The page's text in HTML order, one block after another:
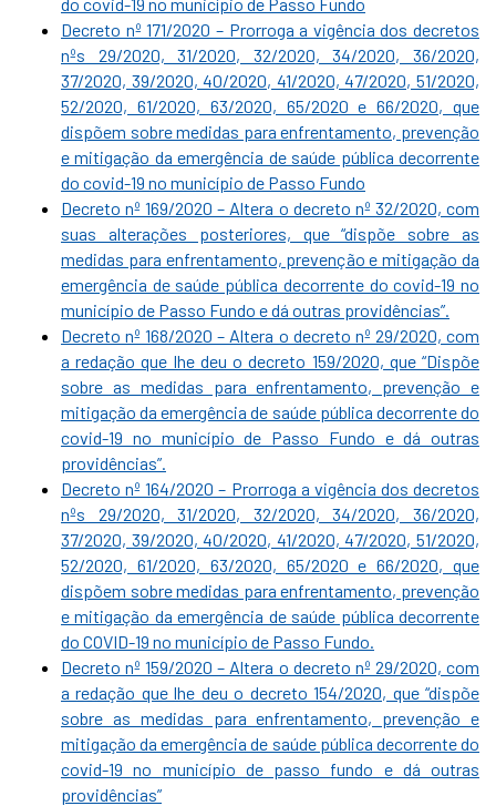
Decreto nº 171/2020 – Prorroga a vigência dos decretos
nºs 29/2020, 31/2020, 32/2020, 34/2020, 36/2020,
37/2020, 39/2020, 40/2020, 41/2020, 47/2020, 51/2020,
52/2020, 61/2020, 63/2020, 65/2020 e 66/2020, que
dispõem sobre medidas para enfrentamento, prevenção
e mitigação da emergência de saúde pública decorrente
do covid-19 no município de Passo Fundo
Decreto nº 169/2020 – Altera o decreto nº 32/2020, com
suas alterações posteriores, que “dispõe sobre as
medidas para enfrentamento, prevenção e mitigação da
emergência de saúde pública decorrente do covid-19 no
município de Passo Fundo e dá outras providências”.
Decreto nº 168/2020 – Altera o decreto nº 29/2020, com
a redação que lhe deu o decreto 159/2020, que “Dispõe
sobre as medidas para enfrentamento, prevenção e
mitigação da emergência de saúde pública decorrente do
covid-19 no município de Passo Fundo e dá outras
providências”.
Decreto nº 164/2020 – Prorroga a vigência dos decretos
nºs 29/2020, 31/2020, 32/2020, 34/2020, 36/2020,
37/2020, 39/2020, 40/2020, 41/2020, 47/2020, 51/2020,
52/2020, 61/2020, 63/2020, 65/2020 e 66/2020, que
dispõem sobre medidas para enfrentamento, prevenção
e mitigação da emergência de saúde pública decorrente
do COVID-19 no município de Passo Fundo.
Decreto nº 159/2020 – Altera o decreto nº 29/2020, com
a redação que lhe deu o decreto 154/2020, que “dispõe
sobre as medidas para enfrentamento, prevenção e
mitigação da emergência de saúde pública decorrente do
covid-19 no município de passo fundo e dá outras
providências”